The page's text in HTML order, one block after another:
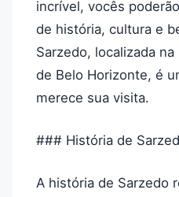
incrível, vocês
de história, cultura e
Sarzedo, localizada
de Belo Horizonte, é
merece sua visita.
### História de
A história de Sarzedo